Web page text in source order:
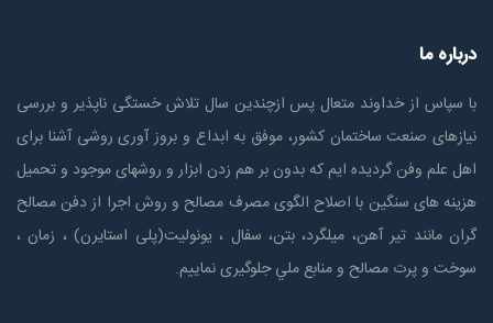
درباره ما
با سپاس از خداوند متعال پس ازچندين سال تلاش خستگی ناپذير و بررسی
نیازهای صنعت ساختمان كشور، موفق به ابداع و بروز آوری روشی آشنا برای
اهل علم وفن گردیده ایم که بدون بر هم زدن ابزار و روشهای موجود و تحمیل
هزینه های سنگین با اصلاح الگوی مصرف مصالح و روش اجرا از دفن مصالح
گران مانند تیر آهن، میلگرد، بتن، سفال ، یونولیت(پلی استايرن) ، زمان ،
سوخت و پرت مصالح و منابع ملي جلوگیری نماییم.